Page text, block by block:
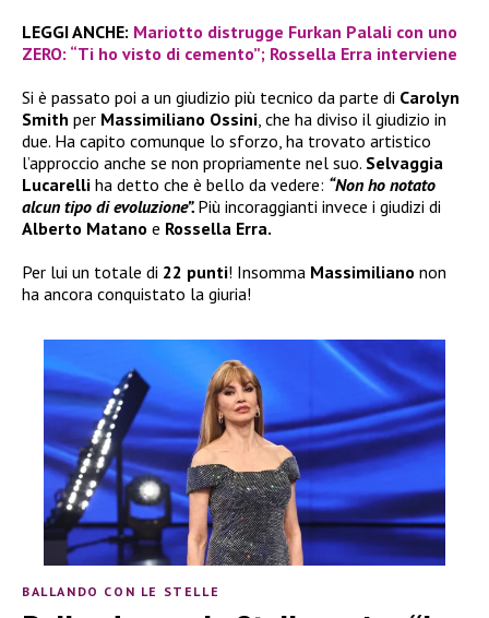
LEGGI ANCHE: Mariotto distrugge Furkan Palali con uno
ZERO: “Ti ho visto di cemento”; Rossella Erra interviene
Si è passato poi a un giudizio più tecnico da parte di Carolyn
Smith per Massimiliano Ossini , che ha diviso il giudizio in
due. Ha capito comunque lo sforzo, ha trovato artistico
l’approccio anche se non propriamente nel suo. Selvaggia
Lucarelli ha detto che è bello da vedere: “Non ho notato
alcun tipo di evoluzione”. Più incoraggianti invece i giudizi di
Alberto Matano e Rossella Erra.
Per lui un totale di 22 punti! Insomma Massimiliano non
ha ancora conquistato la giuria!
BALLANDO CON LE STELLE